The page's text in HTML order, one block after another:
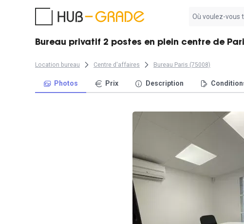
résultat
Bureau privatif 2 postes en plein centre de
Location bureau Centre d'affaires Bureau Paris (75008)
Photos Prix Description